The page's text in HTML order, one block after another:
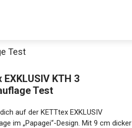
Test
EXKLUSIV KTH 3
Test
auf der KETTtex EXKLUSIV
im „Papagei“-Design. Mit 9 cm dicker